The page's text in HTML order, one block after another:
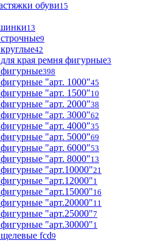
обуви15
13
9
42
края ремня фигурные3
398
"арт. 1000"45
"арт. 1500"10
"арт. 2000"38
"арт. 3000"62
"арт. 4000"35
"арт. 5000"69
"арт. 6000"53
"арт. 8000"13
"арт.10000"21
"арт.12000"1
"арт.15000"16
"арт.20000"11
"арт.25000"7
"арт.30000"1
fcd9